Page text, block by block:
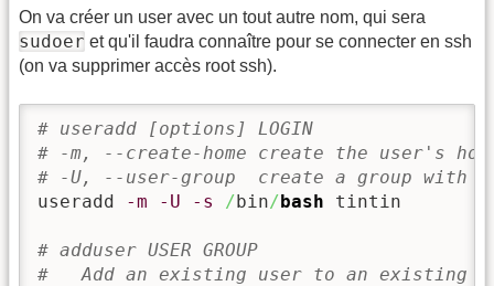
On va créer un user avec un tout autre nom, qui sera
sudoer et qu'il faudra connaître pour se connecter en ssh
(on va supprimer accès root ssh).
# useradd [options] LOGIN
# -m, --create-home create the user's
# -U, --user-group  create a group with
useradd
-m -U -s /bin/bash tintin
# adduser USER GROUP
#   Add an existing user to an existing